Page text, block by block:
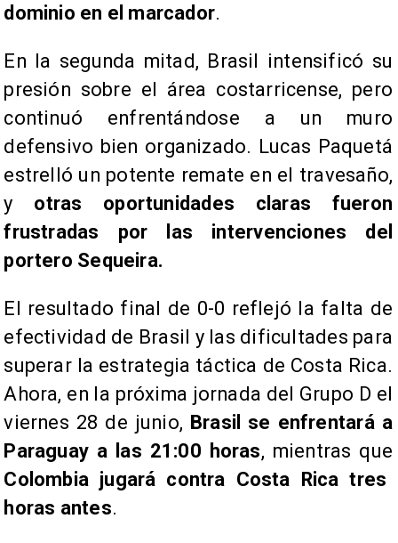
dominio en el marcador.
En la segunda mitad, Brasil intensificó su
presión sobre el área costarricense, pero
continuó enfrentándose a un muro
defensivo bien organizado. Lucas Paquetá
estrelló un potente remate en el travesaño,
y otras oportunidades claras fueron
frustradas por las intervenciones del
portero Sequeira.
El resultado final de 0-0 reflejó la falta de
efectividad de Brasil y las dificultades para
superar la estrategia táctica de Costa Rica.
Ahora, en la próxima jornada del Grupo D el
viernes 28 de junio, Brasil se enfrentará a
Paraguay a las 21:00 horas, mientras que
Colombia jugará contra Costa Rica tres
horas antes.